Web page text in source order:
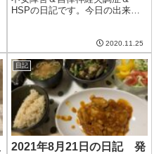
HSPの日記です。今日の出来事
た。最近はさんざん暖かすぎる
ことに文句を言ってきたが、や
はり寒いとこれはこれで嫌にな
る。これからは寒...
2020.11.25
日記
2021年8月21日の日記 発